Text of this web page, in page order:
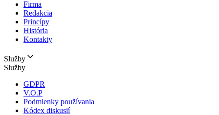
Firma
Redakcia
Princípy
História
Kontakty
Služby
Služby
GDPR
V.O.P
Podmienky používania
Kódex diskusií